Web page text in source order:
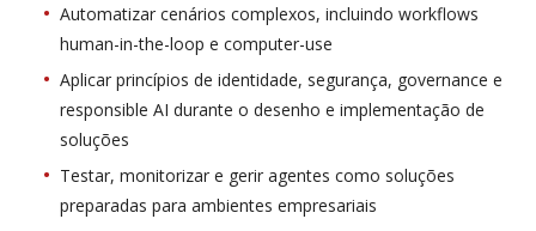
Automatizar cenários complexos, incluindo workflows
human-in-the-loop e computer-use
Aplicar princípios de identidade, segurança, governance e
responsible AI durante o desenho e implementação de
soluções
Testar, monitorizar e gerir agentes como soluções
preparadas para ambientes empresariais